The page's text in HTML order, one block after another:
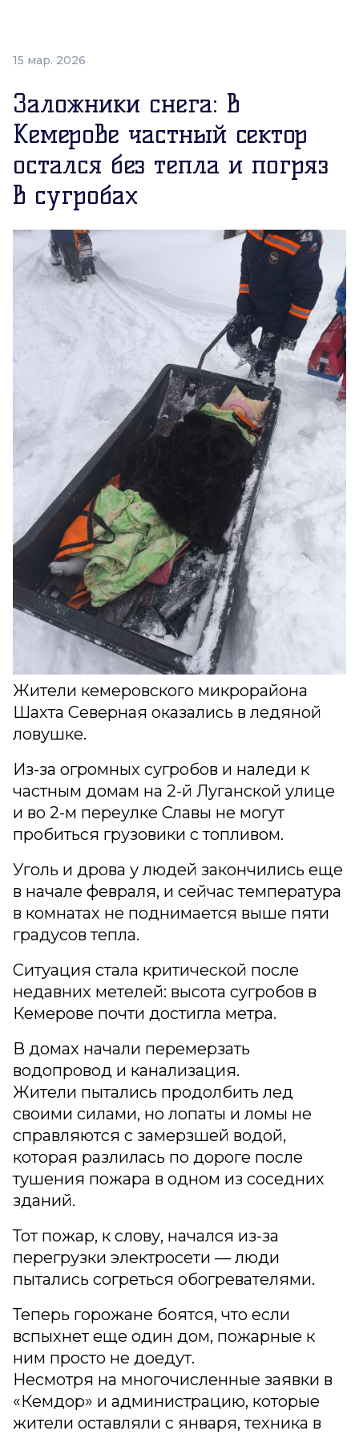
15 мар. 2026
Заложники снега: в
Кемерове частный сектор
остался без тепла и погряз
в сугробах
Жители кемеровского микрорайона
Шахта Северная оказались в ледяной
ловушке.
Из-за огромных сугробов и наледи к
частным домам на 2-й Луганской улице
и во 2-м переулке Славы не могут
пробиться грузовики с топливом.
Уголь и дрова у людей закончились еще
в начале февраля, и сейчас температура
в комнатах не поднимается выше пяти
градусов тепла.
Ситуация стала критической после
недавних метелей: высота сугробов в
Кемерове почти достигла метра.
В домах начали перемерзать
водопровод и канализация.
Жители пытались продолбить лед
своими силами, но лопаты и ломы не
справляются с замерзшей водой,
которая разлилась по дороге после
тушения пожара в одном из соседних
зданий.
Тот пожар, к слову, начался из-за
перегрузки электросети — люди
пытались согреться обогревателями.
Теперь горожане боятся, что если
вспыхнет еще один дом, пожарные к
ним просто не доедут.
Несмотря на многочисленные заявки в
«Кемдор» и администрацию, которые
жители оставляли с января, техника в